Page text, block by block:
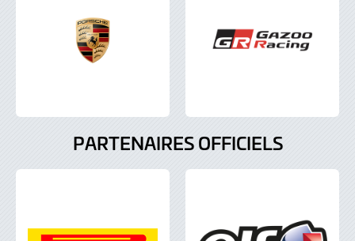
PARTENAIRES OFFICIELS